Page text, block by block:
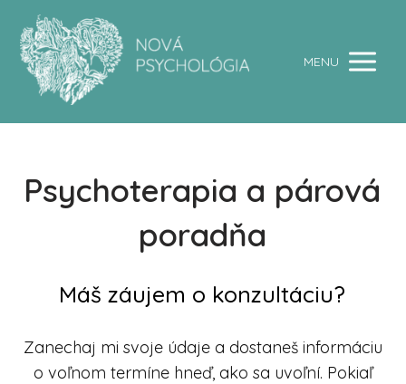
MENU
Psychoterapia a párová
poradňa
Máš záujem o konzultáciu?
Zanechaj mi svoje údaje a dostaneš informáciu
o voľnom termíne hneď, ako sa uvoľní. Pokiaľ